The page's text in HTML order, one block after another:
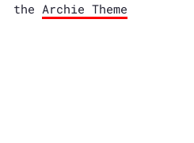
the Archie Theme